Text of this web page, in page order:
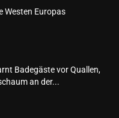
Westen Europas
Badegäste vor Quallen,
an der...